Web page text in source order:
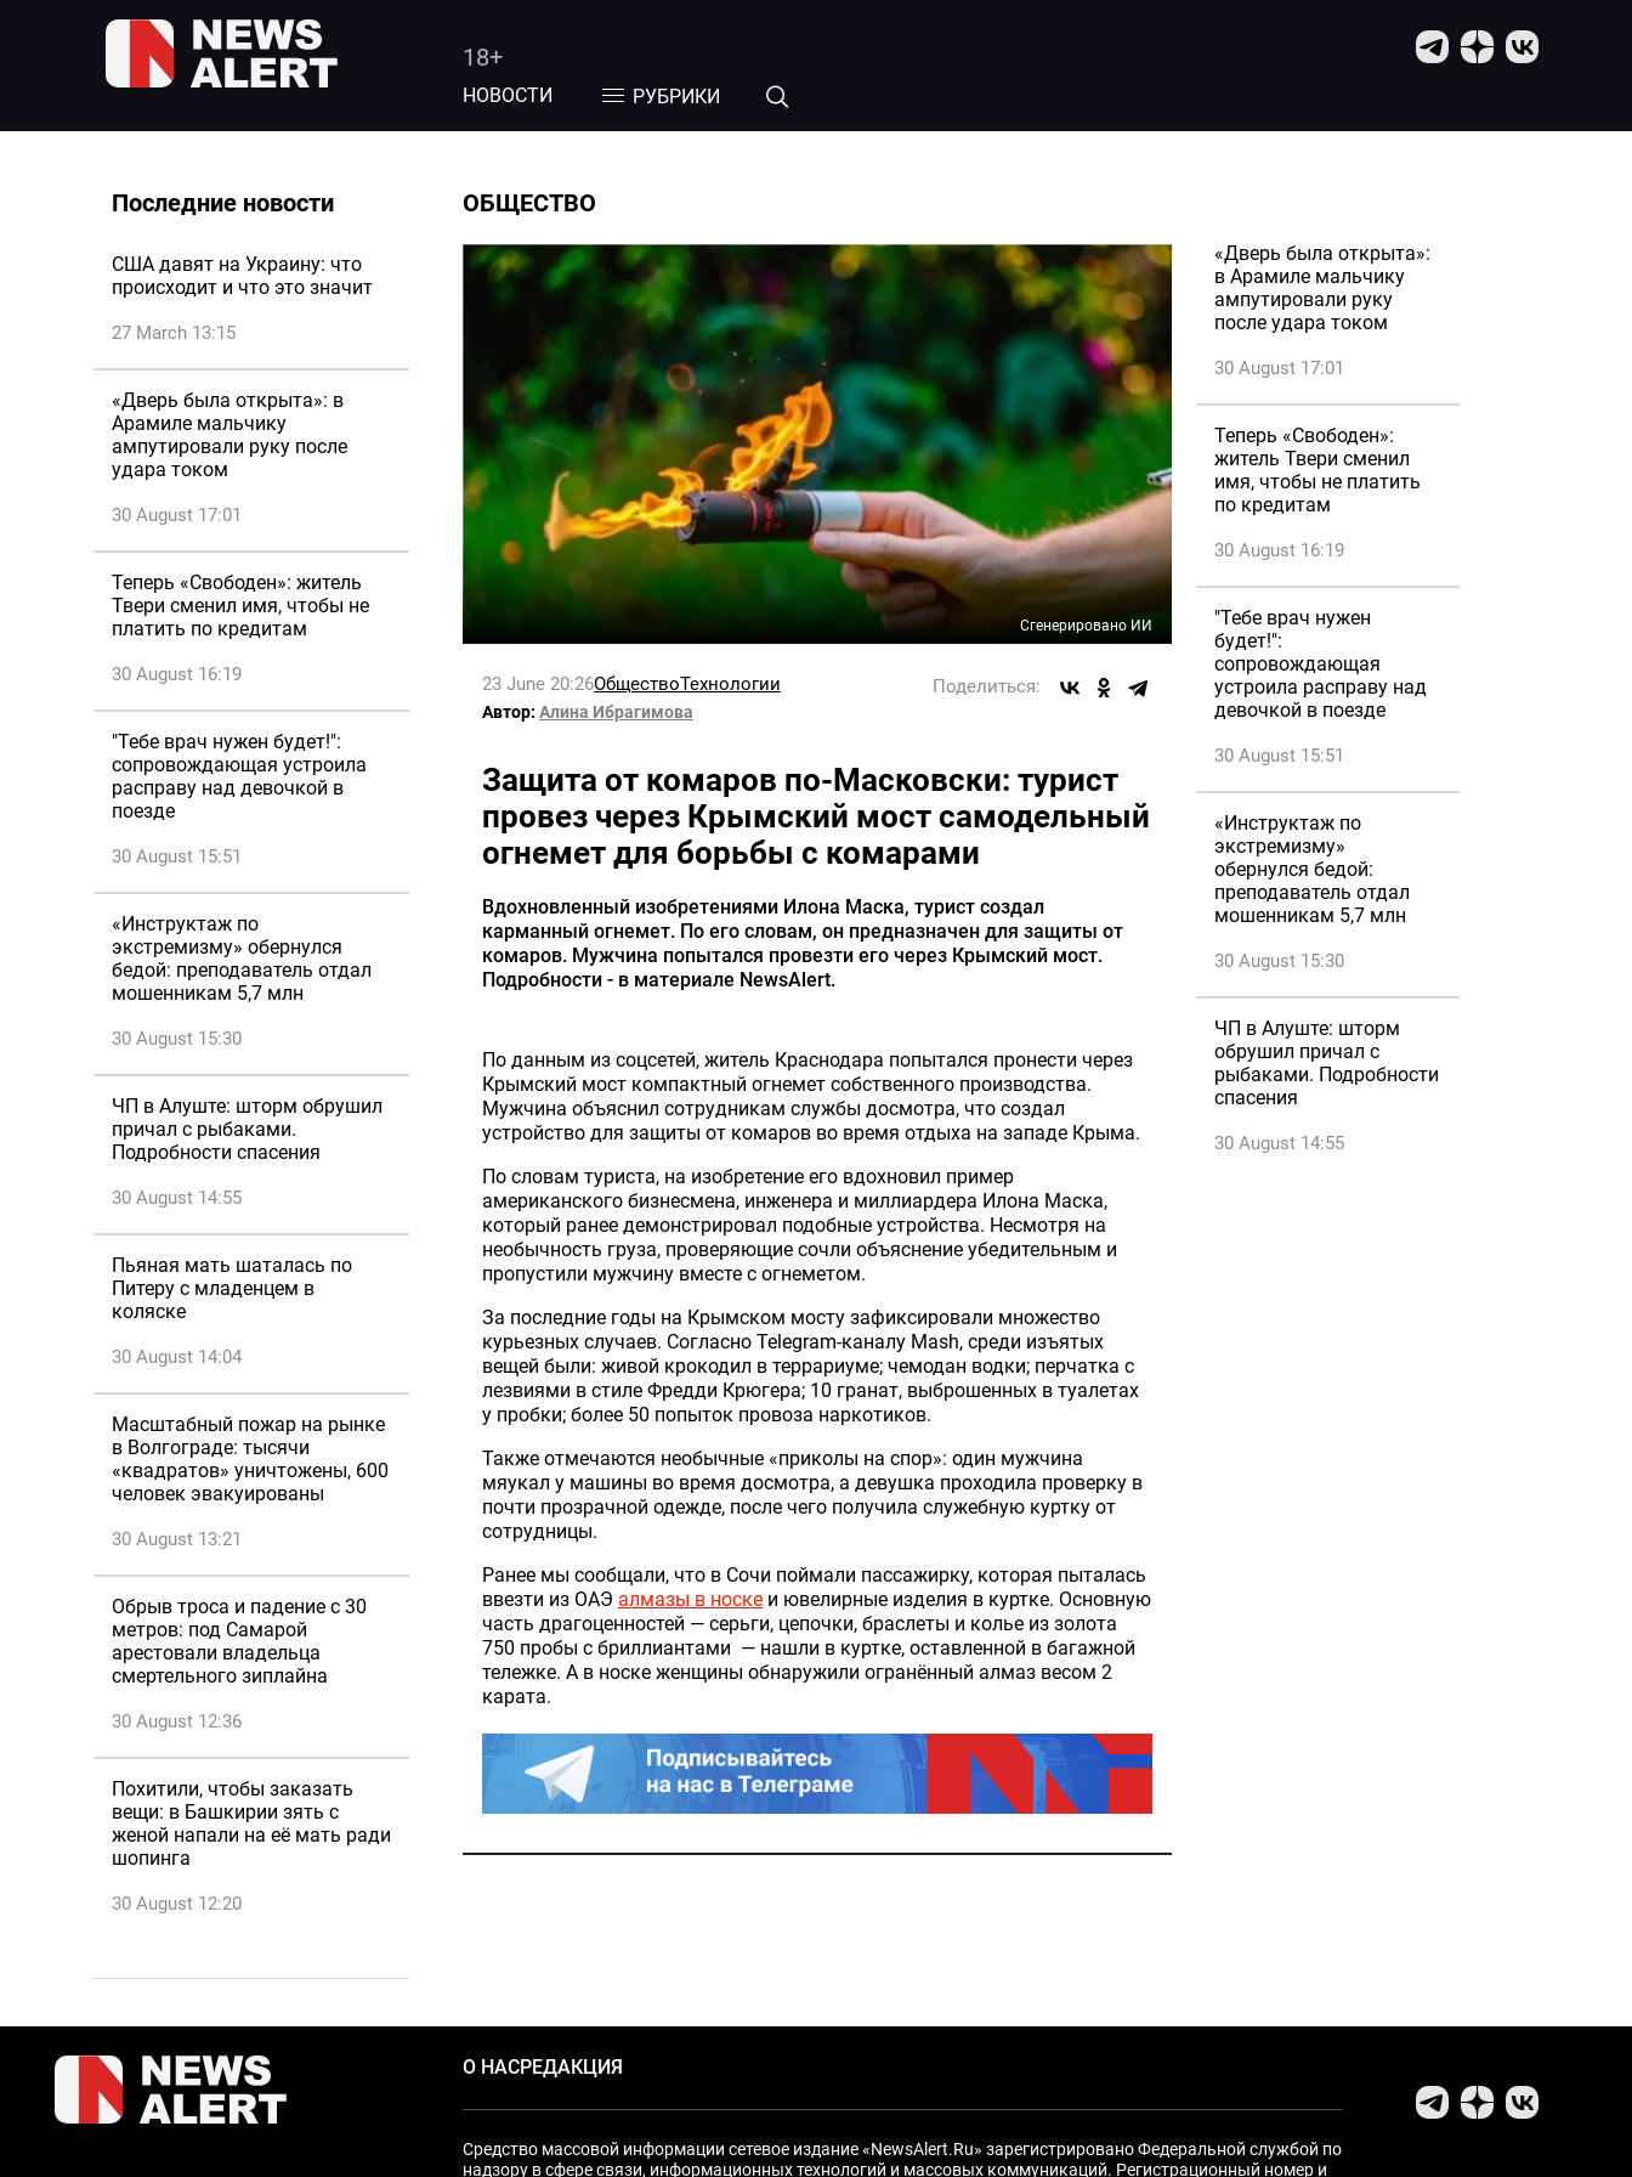
18+
НОВОСТИ РУБРИКИ
Последние новости
США давят на Украину: что
происходит и что это значит
27 March 13:15
«Дверь была открыта»: в
Арамиле мальчику
ампутировали руку после
удара током
30 August 17:01
Теперь «Свободен»: житель
Твери сменил имя, чтобы не
платить по кредитам
30 August 16:19
"Тебе врач нужен будет!":
сопровождающая устроила
расправу над девочкой в
поезде
30 August 15:51
«Инструктаж по
экстремизму» обернулся
бедой: преподаватель отдал
мошенникам 5,7 млн
30 August 15:30
ЧП в Алуште: шторм обрушил
причал с рыбаками.
Подробности спасения
30 August 14:55
Пьяная мать шаталась по
Питеру с младенцем в
коляске
30 August 14:04
Масштабный пожар на рынке
в Волгограде: тысячи
«квадратов» уничтожены, 600
человек эвакуированы
30 August 13:21
Обрыв троса и падение с 30
метров: под Самарой
арестовали владельца
смертельного зиплайна
30 August 12:36
Похитили, чтобы заказать
вещи: в Башкирии зять с
женой напали на её мать ради
шопинга
30 August 12:20
ОБЩЕСТВО
Сгенерировано ИИ
23 June 20:26ОбществоТехнологии Поделиться:
Автор: Алина Ибрагимова
Защита от комаров по-Масковски: турист
провез через Крымский мост самодельный
огнемет для борьбы с комарами
Вдохновленный изобретениями Илона Маска, турист создал
карманный огнемет. По его словам, он предназначен для защиты от
комаров. Мужчина попытался провезти его через Крымский мост.
Подробности - в материале NewsAlert.
По данным из соцсетей, житель Краснодара попытался пронести через
Крымский мост компактный огнемет собственного производства.
Мужчина объяснил сотрудникам службы досмотра, что создал
устройство для защиты от комаров во время отдыха на западе Крыма.
По словам туриста, на изобретение его вдохновил пример
американского бизнесмена, инженера и миллиардера Илона Маска,
который ранее демонстрировал подобные устройства. Несмотря на
необычность груза, проверяющие сочли объяснение убедительным и
пропустили мужчину вместе с огнеметом.
За последние годы на Крымском мосту зафиксировали множество
курьезных случаев. Согласно Telegram-каналу Mash, среди изъятых
вещей были: живой крокодил в террариуме; чемодан водки; перчатка с
лезвиями в стиле Фредди Крюгера; 10 гранат, выброшенных в туалетах
у пробки; более 50 попыток провоза наркотиков.
Также отмечаются необычные «приколы на спор»: один мужчина
мяукал у машины во время досмотра, а девушка проходила проверку в
почти прозрачной одежде, после чего получила служебную куртку от
сотрудницы.
Ранее мы сообщали, что в Сочи поймали пассажирку, которая пыталась
ввезти из ОАЭ алмазы в носке и ювелирные изделия в куртке. Основную
часть драгоценностей — серьги, цепочки, браслеты и колье из золота
750 пробы с бриллиантами — нашли в куртке, оставленной в багажной
тележке. А в носке женщины обнаружили огранённый алмаз весом 2
карата.
«Дверь была открыта»:
в Арамиле мальчику
ампутировали руку
после удара током
30 August 17:01
Теперь «Свободен»:
житель Твери сменил
имя, чтобы не платить
по кредитам
30 August 16:19
"Тебе врач нужен
будет!":
сопровождающая
устроила расправу над
девочкой в поезде
30 August 15:51
«Инструктаж по
экстремизму»
обернулся бедой:
преподаватель отдал
мошенникам 5,7 млн
30 August 15:30
ЧП в Алуште: шторм
обрушил причал с
рыбаками. Подробности
спасения
30 August 14:55
О НАСРЕДАКЦИЯ
Средство массовой информации сетевое издание «NewsAlert.Ru» зарегистрировано Федеральной службой по
надзору в сфере связи, информационных технологий и массовых коммуникаций. Регистрационный номер и